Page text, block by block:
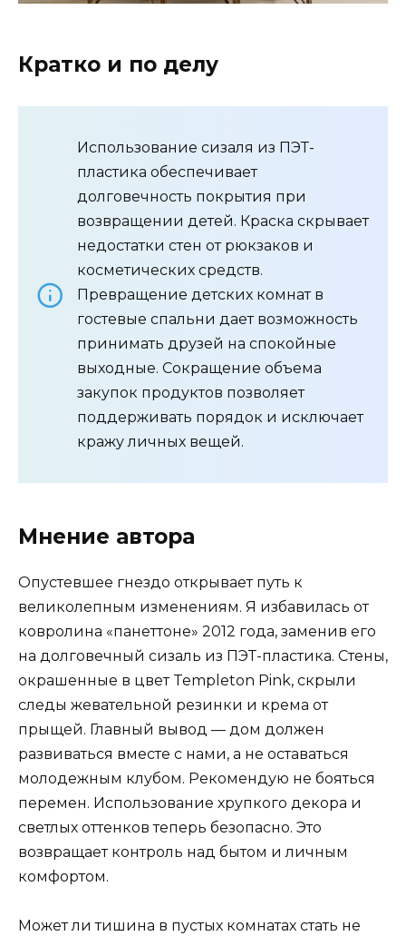
Кратко и по делу
Использование сизаля из ПЭТ-
пластика обеспечивает
долговечность покрытия при
возвращении детей. Краска скрывает
недостатки стен от рюкзаков и
косметических средств.
Превращение детских комнат в
гостевые спальни дает возможность
принимать друзей на спокойные
выходные. Сокращение объема
закупок продуктов позволяет
поддерживать порядок и исключает
кражу личных вещей.
Мнение автора
Опустевшее гнездо открывает путь к
великолепным изменениям. Я избавилась от
ковролина «панеттоне» 2012 года, заменив его
на долговечный сизаль из ПЭТ-пластика. Стены,
окрашенные в цвет Templeton Pink, скрыли
следы жевательной резинки и крема от
прыщей. Главный вывод — дом должен
развиваться вместе с нами, а не оставаться
молодежным клубом. Рекомендую не бояться
перемен. Использование хрупкого декора и
светлых оттенков теперь безопасно. Это
возвращает контроль над бытом и личным
комфортом.
Может ли тишина в пустых комнатах стать не